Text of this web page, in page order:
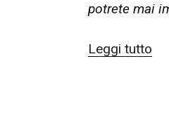
potrete mai
Leggi tutto